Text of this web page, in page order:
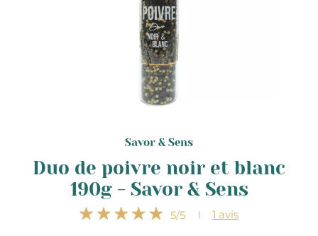
Savor & Sens
Duo de poivre noir et blanc
190g - Savor & Sens
5/5 1 avis